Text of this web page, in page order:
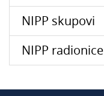
NIPP skupovi
NIPP radionice